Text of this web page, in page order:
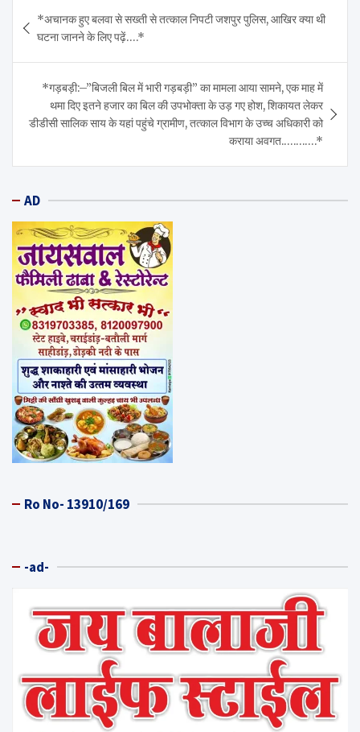
navigation
*अचानक हुए बलवा से सख्ती से तत्काल निपटी जशपुर पुलिस, आखिर क्या थी
घटना जानने के लिए पढ़ें….*
*गड़बड़ी:–”बिजली बिल में भारी गड़बड़ी” का मामला आया सामने, एक माह में
थमा दिए इतने हजार का बिल की उपभोक्ता के उड़ गए होश, शिकायत लेकर
डीडीसी सालिक साय के यहां पहुंचे ग्रामीण, तत्काल विभाग के उच्च अधिकारी को
कराया अवगत.….…….*
AD
Ro No- 13910/169
-ad-